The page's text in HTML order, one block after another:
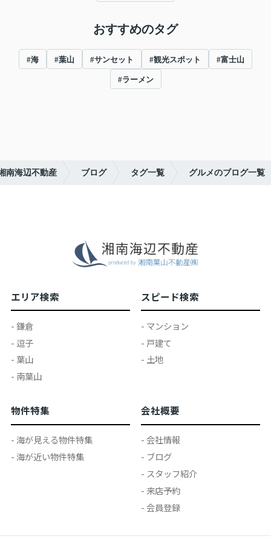
おすすめのタグ
#海 #葉山 #サンセット #観光スポット #富士山
#ラーメン
南海辺不動産 ブログ タグ一覧 グルメのブログ一覧
エリア検索
- 鎌倉
- 逗子
- 葉山
- 南葉山
スピード検索
- マンション
- 戸建て
- 土地
物件特集
- 海が見える物件特集
- 海が近い物件特集
会社概要
- 会社情報
- ブログ
- スタッフ紹介
- 来店予約
- 会員登録